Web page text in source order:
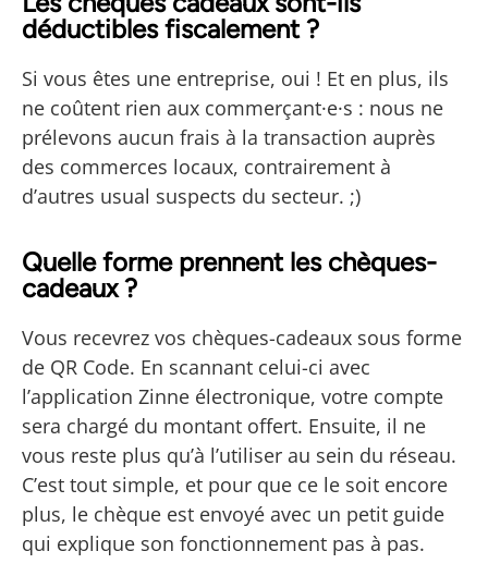
déductibles fiscalement ?
Si vous êtes une entreprise, oui ! Et en plus, ils
ne coûtent rien aux commerçant·e·s : nous ne
prélevons aucun frais à la transaction auprès
des commerces locaux, contrairement à
d’autres usual suspects du secteur. ;)
Quelle forme prennent les chèques-
cadeaux ?
Vous recevrez vos chèques-cadeaux sous forme
de QR Code. En scannant celui-ci avec
l’application Zinne électronique, votre compte
sera chargé du montant offert. Ensuite, il ne
vous reste plus qu’à l’utiliser au sein du réseau.
C’est tout simple, et pour que ce le soit encore
plus, le chèque est envoyé avec un petit guide
qui explique son fonctionnement pas à pas.